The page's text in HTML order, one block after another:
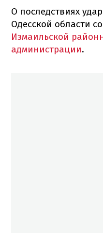
О последствиях
Одесской области
Измаильской
администрации.